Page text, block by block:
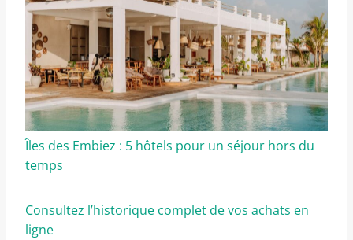
Îles des Embiez : 5 hôtels pour un séjour hors du
temps
Consultez l’historique complet de vos achats en
ligne